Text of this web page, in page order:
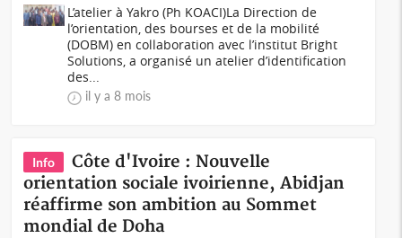
L’atelier à Yakro (Ph KOACI) La Direction de
l’orientation, des bourses et de la mobilité
(DOBM) en collaboration avec l’institut Bright
Solutions, a organisé un atelier d’identification
des...
il y a 8 mois
Info
Côte d'Ivoire : Nouvelle
orientation sociale ivoirienne, Abidjan
réaffirme son ambition au Sommet
mondial de Doha